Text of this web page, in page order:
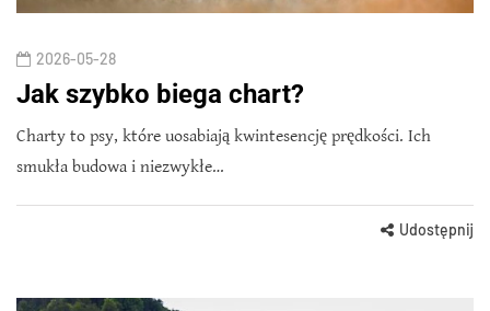
2026-05-28
Jak szybko biega chart?
Charty to psy, które uosabiają kwintesencję prędkości. Ich
smukła budowa i niezwykłe…
Udostępnij